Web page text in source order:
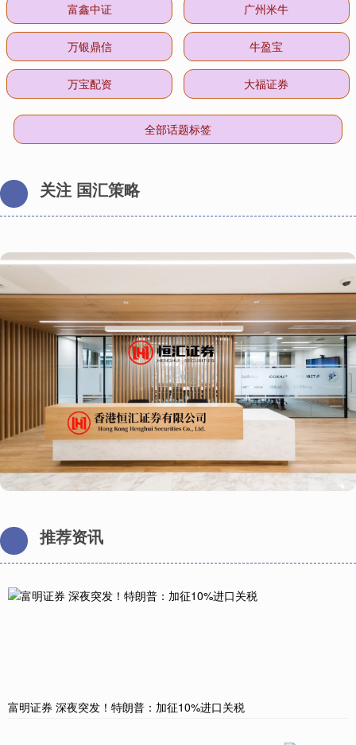
富鑫中证 广州米牛
万银鼎信 牛盈宝
万宝配资 大福证券
全部话题标签
关注 国汇策略
推荐资讯
富明证券 深夜突发！特朗普：加征10%进口关税